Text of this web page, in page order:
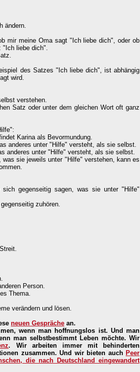
ändern.
mir meine Oma sagt "Ich liebe dich", oder ob
"Ich liebe dich".
des Satzes "Ich liebe dich", ist abhängig
wird.
verstehen.
Satz oder unter dem gleichen Wort oft ganz
Karina als Bevormundung.
anderes unter "Hilfe" versteht, als sie selbst.
anderes unter "Hilfe" versteht, als sie selbst.
was sie jeweils unter "Hilfe" verstehen, kann es
gegenseitig sagen, was sie unter "Hilfe"
zuhören.
Person.
Thema.
verändern und lösen.
neuen Gespräche an.
wenn man hoffnungslos ist. Und man
man selbstbestimmt Leben möchte. Wir
. Wir arbeiten immer mit behinderten
zusammen. Und wir bieten auch Peer
die nach Deutschland eingewandert